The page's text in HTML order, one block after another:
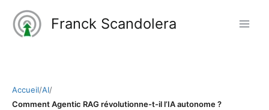
contenu
Franck Scandolera
Accueil/AI/
Comment Agentic RAG révolutionne-t-il l’IA autonome ?